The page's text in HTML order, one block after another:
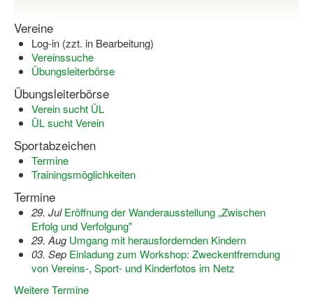
Bewegt ÄLTER werden in NRW!
Bewegt GESUND bleiben in NRW!
Aktionen zu "Bewegt Älter werden" / "Bewegt gesund
Bewegungsmodel
Gymnastik und Entspannung für Frauen
Koronarsport
Seniorensport
Wassergymnastik / Aqua-Step
Reha-Sportangebote in NRW suchen
Vereine
Log-in (zzt. in Bearbeitung)
Vereinssuche
Übungsleiterbörse
Übungsleiterbörse
Verein sucht ÜL
ÜL sucht Verein
Sportabzeichen
Termine
Trainingsmöglichkeiten
Termine
29. Jul Eröffnung der Wanderausstellung „Zwischen
Erfolg und Verfolgung"
29. Aug Umgang mit herausfordernden Kindern
03. Sep Einladung zum Workshop: Zweckentfremdung
von Vereins-, Sport- und Kinderfotos im Netz
Weitere Termine